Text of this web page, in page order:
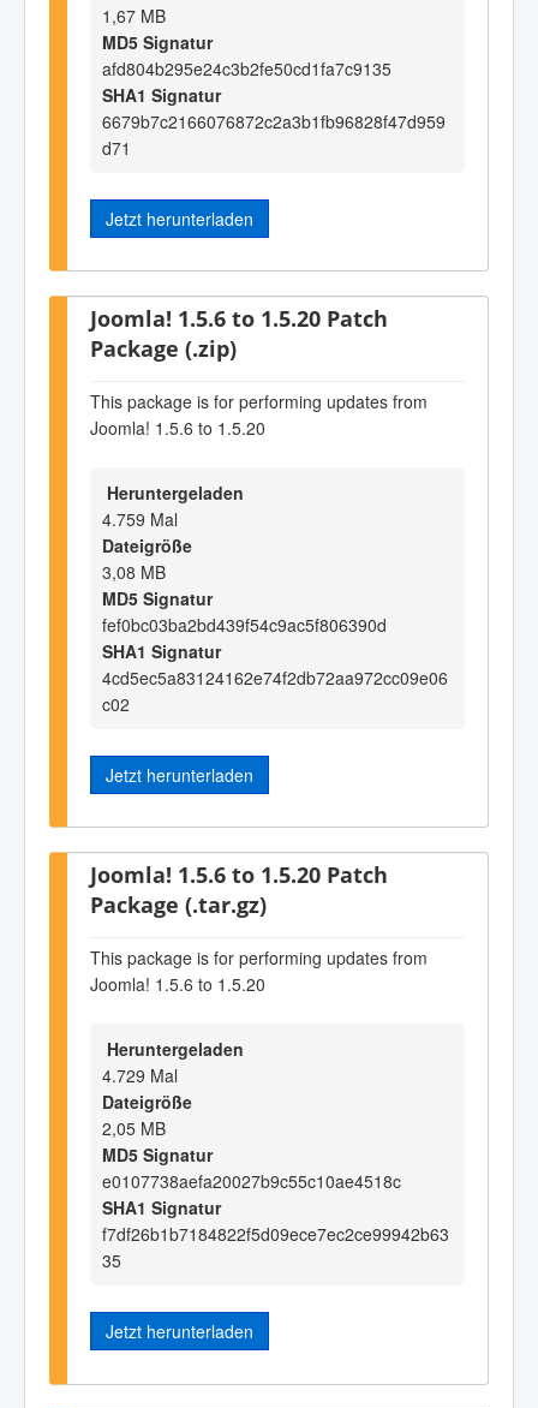
1,67 MB
MD5 Signatur
afd804b295e24c3b2fe50cd1fa7c9135
SHA1 Signatur
6679b7c2166076872c2a3b1fb96828f47d959
d71
Jetzt herunterladen
Joomla! 1.5.6 to 1.5.20 Patch
Package (.zip)
This package is for performing updates from
Joomla! 1.5.6 to 1.5.20
Heruntergeladen
4.759 Mal
Dateigröße
3,08 MB
MD5 Signatur
fef0bc03ba2bd439f54c9ac5f806390d
SHA1 Signatur
4cd5ec5a83124162e74f2db72aa972cc09e06
c02
Jetzt herunterladen
Joomla! 1.5.6 to 1.5.20 Patch
Package (.tar.gz)
This package is for performing updates from
Joomla! 1.5.6 to 1.5.20
Heruntergeladen
4.729 Mal
Dateigröße
2,05 MB
MD5 Signatur
e0107738aefa20027b9c55c10ae4518c
SHA1 Signatur
f7df26b1b7184822f5d09ece7ec2ce99942b63
35
Jetzt herunterladen